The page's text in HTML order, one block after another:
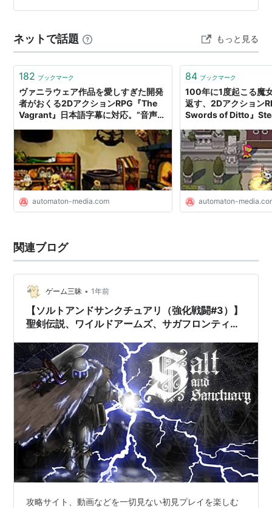
ネットで話題 もっと見る
182 ブックマーク
ヴァニラウェア作品を愛しすぎた開発
者がおくる2DアクションRPG『The
Vagrant』日本語字幕に対応。”音声の
automaton-media.com
84 ブックマーク
100年に1度起こる魔
返す、2Dアクション
Swords of Ditto』
AUTOMATON
automaton-
関連ブログ
ゲーム三昧 • 1年前
【ソルトアンドサンクチュアリ（強化戦闘#3）】
聖剣伝説、ワイルドアームズ、サガフロンティア
攻略サイト、動画などを一切見ない初見プレイを楽しむ